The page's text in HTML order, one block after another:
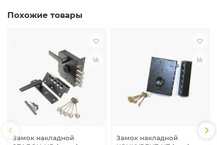
Похожие товары
Замок накладной
Замок накладной